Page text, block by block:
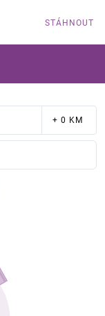
STÁHNOUT
+ 0 KM